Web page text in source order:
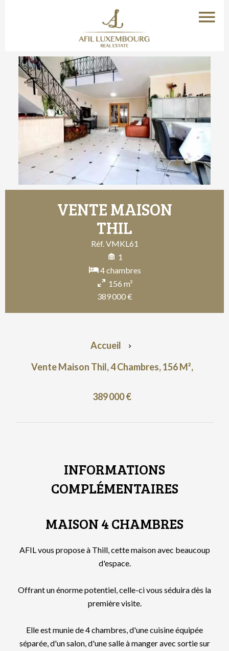
VENTE MAISON
THIL
Réf. VMKL61
1
4 chambres
156 m²
389 000 €
Accueil
Vente Maison Thil, 4 Chambres, 156 M²,
389 000 €
INFORMATIONS
COMPLÉMENTAIRES
MAISON 4 CHAMBRES
AFIL vous propose à Thill, cette maison avec beaucoup
d'espace.
Offrant un énorme potentiel, celle-ci vous séduira dès la
première visite.
Elle est munie de 4 chambres, d'une cuisine équipée
séparée, d'un salon, d'une salle à manger avec sortie sur